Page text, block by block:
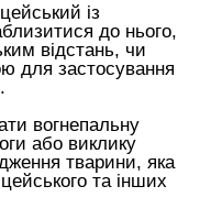
із
до нього,
відстань, чи
для застосування
вогнепальну
або виклику
тварини, яка
та інших